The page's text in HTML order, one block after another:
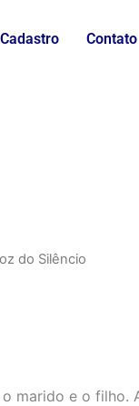
Cadastro Contato
do Silêncio
marido e o filho.